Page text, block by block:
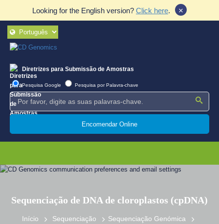
Looking for the English version? Click here. ×
Diretrizes para Submissão de Amostras
Pesquisa Google Pesquisa por Palavra-chave
Encomendar Online
Sequenciação de DNA de cloroplastos (cpDNA)
Início Sequenciação
Sequenciação Genómica